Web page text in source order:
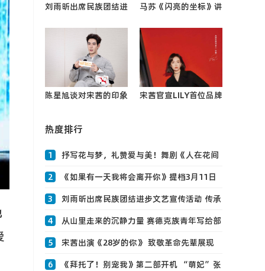
刘雨昕出席民族团结进
民族文化致敬青春
马苏《闪亮的坐标》讲
敬中0
陈星旭谈对宋茜的印象
脸”评价
宋茜官宣LILY首位品牌
热度排行
1
抒写花与梦，礼赞爱与美！舞剧《人在花间
住》成功首演
2
《如果有一天我将会离开你》提档3月11日
齐溪首0
3
刘雨昕出席民族团结进步文艺宣传活动 传承
民族文化致敬青春
4
从山里走来的沉静力量 赛德克族青年写给部
落山林的情书0
5
宋茜出演《28岁的你》 致敬革命先辈展现
巾帼风0
6
《拜托了！别宠我》第二部开机 “萌妃”张